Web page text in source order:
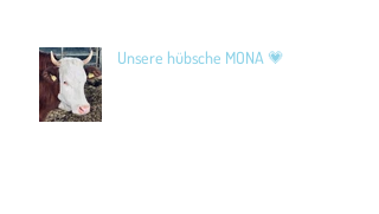
Unsere hübsche MONA 💗